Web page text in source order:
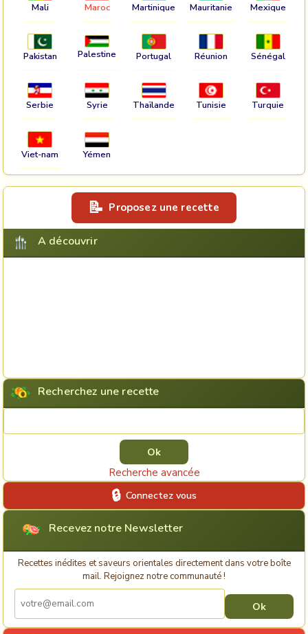
Mali Maroc Martinique Mauritanie Mexique
Pakistan Palestine Portugal Réunion Sénégal
Serbie Syrie Thaïlande Tunisie Turquie
Viet-nam Yémen
Proposez une recette
A découvrir
Recherchez une recette
Recherche avancée
Connectez vous
Recevez notre Newsletter
Recettes inédites et saveurs orientales directement dans votre boîte
mail. Rejoignez notre communauté !